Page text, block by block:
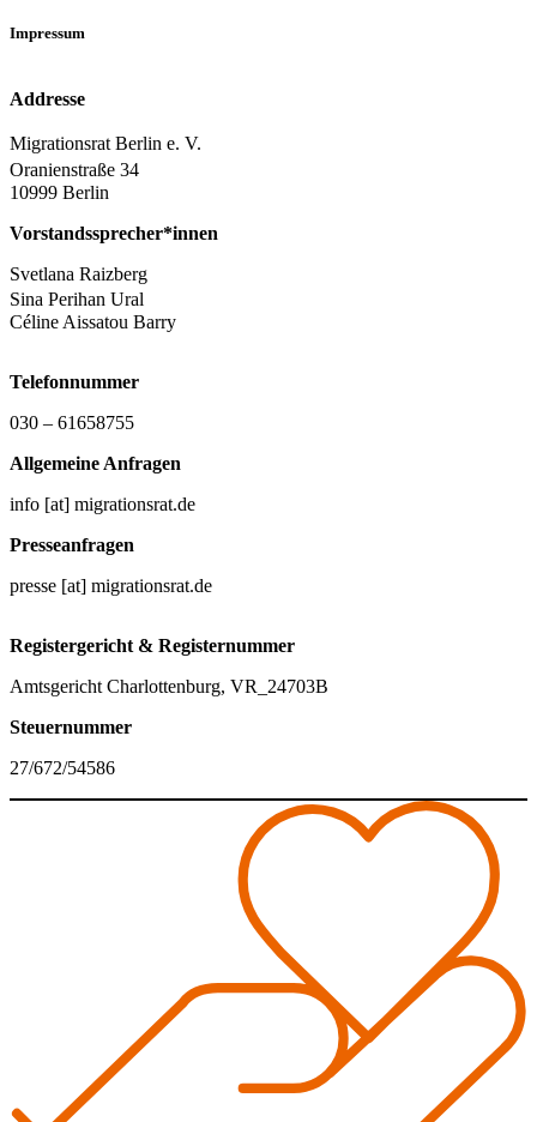
Impressum
Addresse
Migrationsrat Berlin e. V.
Oranienstraße 34
10999 Berlin
Vorstandssprecher*innen
Svetlana Raizberg
Sina Perihan Ural
Céline Aissatou Barry
Telefonnummer
030 – 61658755
Allgemeine Anfragen
info [at] migrationsrat.de
Presseanfragen
presse [at] migrationsrat.de
Registergericht & Registernummer
Amtsgericht Charlottenburg, VR_24703B
Steuernummer
27/672/54586